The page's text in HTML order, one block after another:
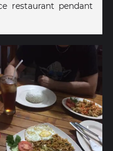
restaurant pendant